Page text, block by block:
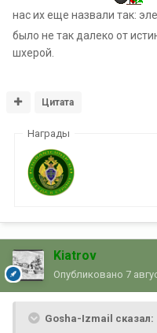
нас их еще назвали так:
было не так далеко от
шхерой.
Цитата
Награды
Kiatrov
Опубликовано 7
Gosha-Izmail сказал: